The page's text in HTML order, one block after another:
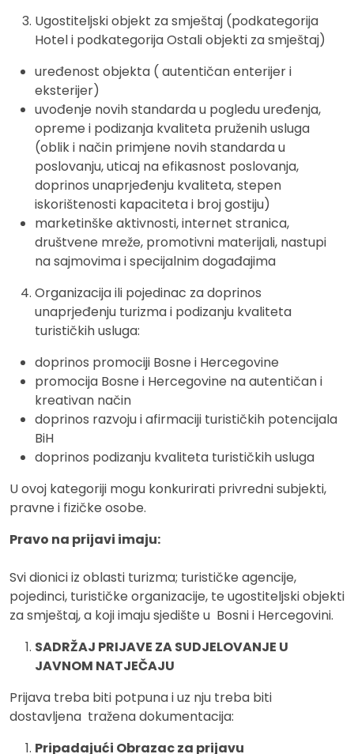
Ugostiteljski objekt za smještaj (podkategorija
Hotel i podkategorija Ostali objekti za smještaj)
uređenost objekta ( autentičan enterijer i
eksterijer)
uvođenje novih standarda u pogledu uređenja,
opreme i podizanja kvaliteta pruženih usluga
(oblik i način primjene novih standarda u
poslovanju, uticaj na efikasnost poslovanja,
doprinos unaprjeđenju kvaliteta, stepen
iskorištenosti kapaciteta i broj gostiju)
marketinške aktivnosti, internet stranica,
društvene mreže, promotivni materijali, nastupi
na sajmovima i specijalnim događajima
Organizacija ili pojedinac za doprinos
unaprjeđenju turizma i podizanju kvaliteta
turističkih usluga:
doprinos promociji Bosne i Hercegovine
promocija Bosne i Hercegovine na autentičan i
kreativan način
doprinos razvoju i afirmaciji turističkih potencijala
BiH
doprinos podizanju kvaliteta turističkih usluga
U ovoj kategoriji mogu konkurirati privredni subjekti,
pravne i fizičke osobe.
Pravo na prijavi imaju:
Svi dionici iz oblasti turizma; turističke agencije,
pojedinci, turističke organizacije, te ugostiteljski objekti
za smještaj, a koji imaju sjedište u Bosni i Hercegovini.
SADRŽAJ PRIJAVE ZA SUDJELOVANJE U
JAVNOM NATJEČAJU
Prijava treba biti potpuna i uz nju treba biti
dostavljena tražena dokumentacija:
Pripadajući Obrazac za prijavu